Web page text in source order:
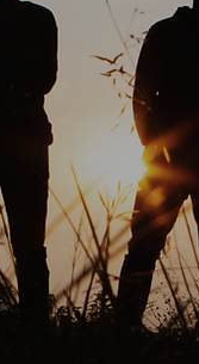
סקרן וחקרן של
ומגדר למגוון של
אל תוך ליבך באומץ
במערכות היחסים